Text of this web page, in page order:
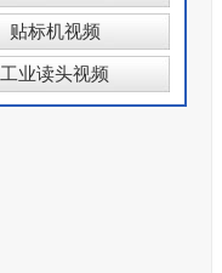
贴标机视频
工业读头视频